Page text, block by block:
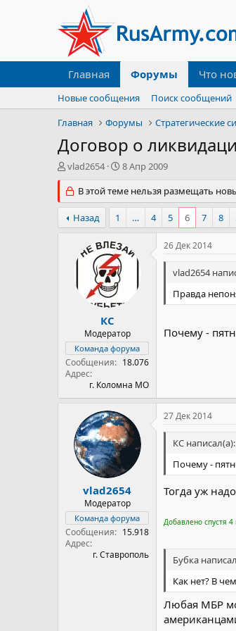
Главная Форумы Что
Новые сообщения
Поиск сообщений
Главная
Форумы Стратегические
Договор о
А
т
о
р
т
vlad2654
Д
т
а
а
ч
а
л
8 Апр 2009
В этой теме нельзя размещать
Назад 1 … 4 5 6 7 8
КС
Модератор
Команда форума
Сообщения
18.076
Адрес
г. Коломна МО
26 Дек 2014
vlad2654
Правда
Почему -
vlad2654
Модератор
Команда форума
Сообщения
15.918
Адрес
г. Ставрополь
27 Дек 2014
КС написал(а):
Почему -
Тогда уж
Добавлено спустя 4
Бубка
Как нет? В
Любая МБР